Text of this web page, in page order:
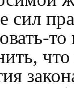
сил